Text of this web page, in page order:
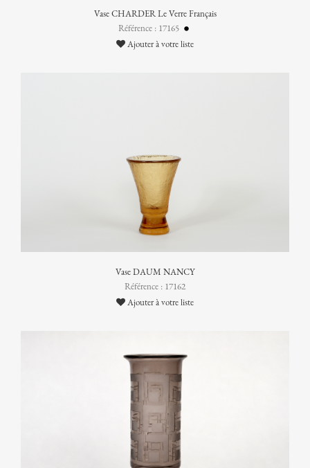
Vase CHARDER Le Verre Français
Référence : 17165
Ajouter à votre liste
Vase DAUM NANCY
Référence : 17162
Ajouter à votre liste